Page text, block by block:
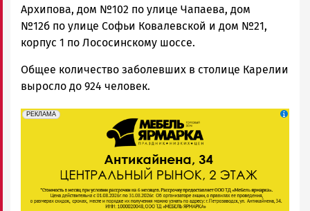
Архипова, дом №102 по улице Чапаева, дом
№12б по улице Софьи Ковалевской и дом №21,
корпус 1 по Лососинскому шоссе.
Общее количество заболевших в столице Карелии
выросло до 924 человек.
erid: 2SDnjeFymr3
РЕКЛАМА
Реклама